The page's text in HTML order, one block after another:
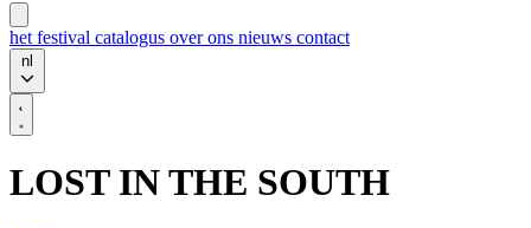
het festival catalogus over ons nieuws contact
nl
LOST IN THE SOUTH